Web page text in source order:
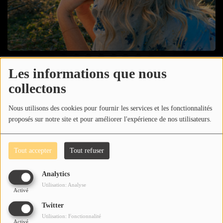
Les informations que nous
collectons
Nous utilisons des cookies pour fournir les services et les fonctionnalités
proposés sur notre site et pour améliorer l'expérience de nos utilisateurs.
Tout accepter Tout refuser
Analytics
Activé
Utilisation: Analyse
Twitter
Activé
Utilisation: Fonctionnalité
Musique
Actualités
Agenda
Médias
Clips Vidéo
Participe
Soutenir Impact
Mur des kiffs
Dédicaces audio
11 mai 2025 - 22:05
Découvre "Healing", le nouveau single de Hope Harding qui
Le TOP TRACK de cette semaine sur Impact.
Voir aussi